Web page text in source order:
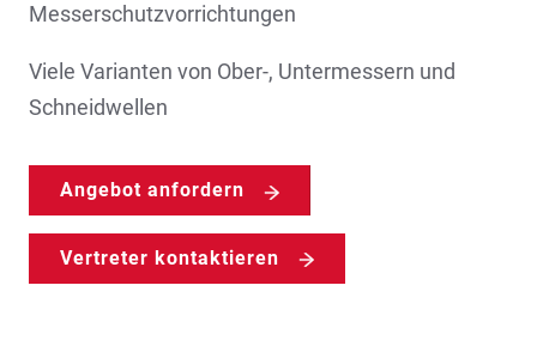
Messerschutzvorrichtungen
Viele Varianten von Ober-, Untermessern und
Schneidwellen
Angebot anfordern
Vertreter kontaktieren